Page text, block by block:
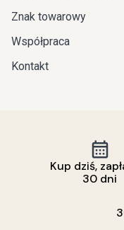
Znak towarowy
Współpraca
Kontakt
Kup dziś,
30 dni